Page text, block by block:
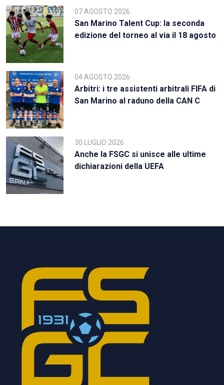
07 AGOSTO 2026
San Marino Talent Cup: la seconda
edizione del torneo al via il 18 agosto
04 AGOSTO 2026
Arbitri: i tre assistenti arbitrali FIFA di
San Marino al raduno della CAN C
30 LUGLIO 2026
Anche la FSGC si unisce alle ultime
dichiarazioni della UEFA